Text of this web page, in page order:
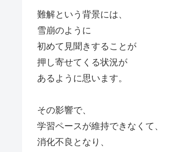
難解という背景には、
雪崩のように
初めて見聞きすることが
押し寄せてくる状況が
あるように思います。
その影響で、
学習ペースが維持できなくて、
消化不良となり、